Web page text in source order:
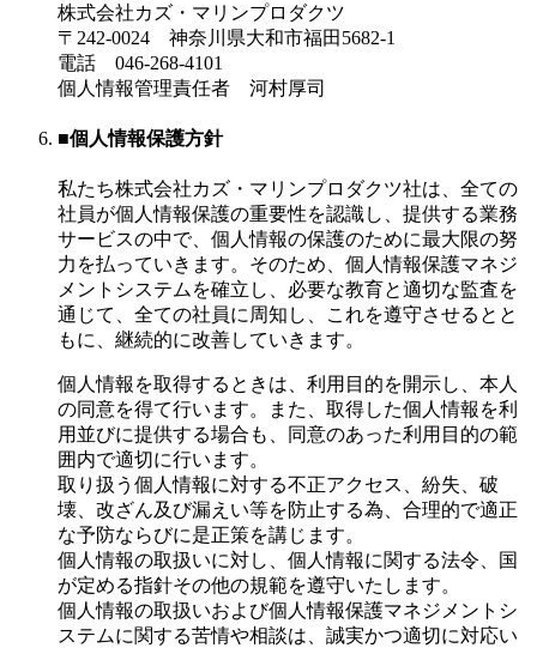
株式会社カズ・マリンプロダクツ
〒242-0024 神奈川県大和市福田5682-1
電話 046-268-4101
個人情報管理責任者 河村厚司
■個人情報保護方針
私たち株式会社カズ・マリンプロダクツ社は、全ての
社員が個人情報保護の重要性を認識し、提供する業務
サービスの中で、個人情報の保護のために最大限の努
力を払っていきます。そのため、個人情報保護マネジ
メントシステムを確立し、必要な教育と適切な監査を
通じて、全ての社員に周知し、これを遵守させるとと
もに、継続的に改善していきます。
個人情報を取得するときは、利用目的を開示し、本人
の同意を得て行います。また、取得した個人情報を利
用並びに提供する場合も、同意のあった利用目的の範
囲内で適切に行います。
取り扱う個人情報に対する不正アクセス、紛失、破
壊、改ざん及び漏えい等を防止する為、合理的で適正
な予防ならびに是正策を講じます。
個人情報の取扱いに対し、個人情報に関する法令、国
が定める指針その他の規範を遵守いたします。
個人情報の取扱いおよび個人情報保護マネジメントシ
ステムに関する苦情や相談は、誠実かつ適切に対応い